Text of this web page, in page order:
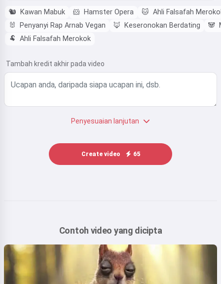
🐿️ Kawan Mabuk 🐹 Hamster Opera 🐱 Ahli Falsafah
🐰
Penyanyi Rap Arnab Vegan 🦊 Keseronokan Berdating 🐼
🐏 Ahli Falsafah Merokok
Tambah kredit akhir pada video
Penyesuaian lanjutan
Create video 65
Contoh video yang dicipta